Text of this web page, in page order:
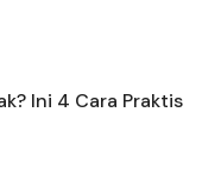
Ini 4 Cara Praktis